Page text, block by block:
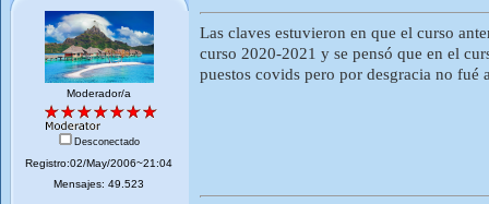
Moderador/a
Desconectado
Registro:02/May/2006~21:04
Mensajes: 49.523
Las claves estuvieron en que el curso
curso 2020-2021 y se pensó que en el
puestos covids pero por desgracia no fué